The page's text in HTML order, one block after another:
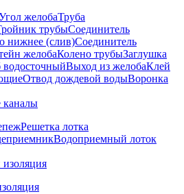
желобаТруба
трубыСоединитель
нижнее (слив)Соединитель
желобаКолено трубыЗаглушка
Выход из желобаКлей
Отвод дождевой водыВоронка
каналы
Решетка лотка
Водоприемный лоток
изоляция